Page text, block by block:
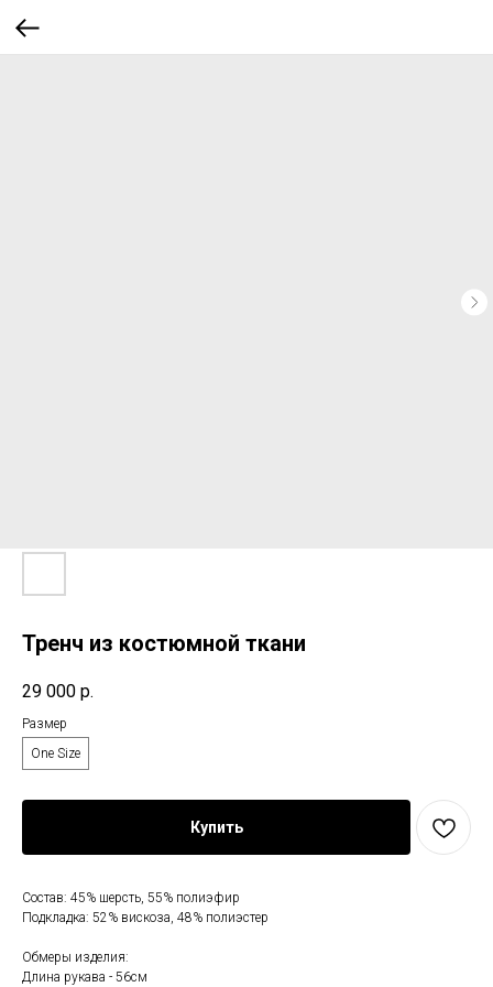
Тренч из костюмной ткани
29 000 р.
Размер
One Size
Купить
Состав: 45% шерсть, 55% полиэфир
Подкладка: 52% вискоза, 48% полиэстер
Обмеры изделия:
Длина рукава - 56см